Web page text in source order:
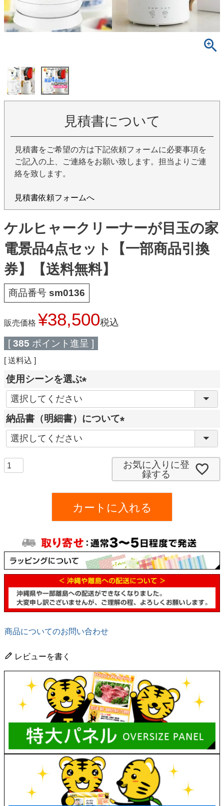
見積書について
見積書をご希望の方は下記依頼フォームに必要事項を
ご記入の上、ご連絡をお願い致します。担当よりご連
絡を致します。
見積書依頼フォームへ
ケルヒャークリーナーが目玉の家
電景品4点セット【一部商品引換
券】【送料無料】
商品番号 sm0136
販売価格 ¥38,500税込
[ 385 ポイント進呈 ]
送料込
使用シーンを選ぶ
必
須
納品書（明細書）について
必
須
)
お気に入りに登
録する
カートに入れる
商品についてのお問い合わせ
レビューを書く